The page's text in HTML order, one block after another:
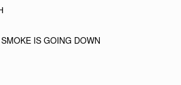
IS GOING DOWN